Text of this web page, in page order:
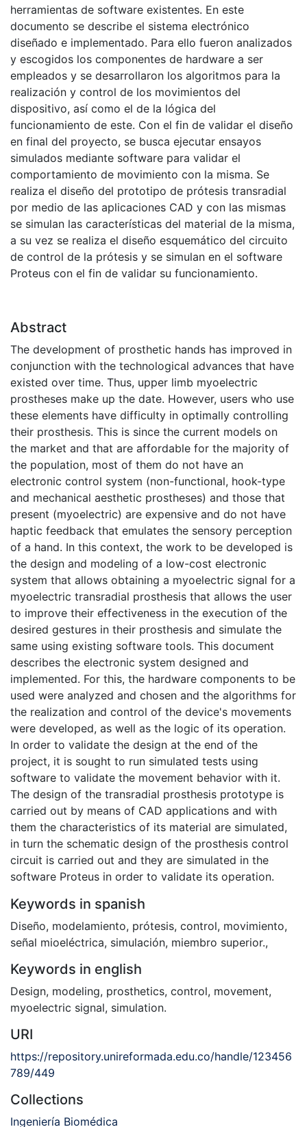
herramientas de software existentes. En este
documento se describe el sistema electrónico
diseñado e implementado. Para ello fueron analizados
y escogidos los componentes de hardware a ser
empleados y se desarrollaron los algoritmos para la
realización y control de los movimientos del
dispositivo, así como el de la lógica del
funcionamiento de este. Con el fin de validar el diseño
en final del proyecto, se busca ejecutar ensayos
simulados mediante software para validar el
comportamiento de movimiento con la misma. Se
realiza el diseño del prototipo de prótesis transradial
por medio de las aplicaciones CAD y con las mismas
se simulan las características del material de la misma,
a su vez se realiza el diseño esquemático del circuito
de control de la prótesis y se simulan en el software
Proteus con el fin de validar su funcionamiento.
Abstract
The development of prosthetic hands has improved in
conjunction with the technological advances that have
existed over time. Thus, upper limb myoelectric
prostheses make up the date. However, users who use
these elements have difficulty in optimally controlling
their prosthesis. This is since the current models on
the market and that are affordable for the majority of
the population, most of them do not have an
electronic control system (non-functional, hook-type
and mechanical aesthetic prostheses) and those that
present (myoelectric) are expensive and do not have
haptic feedback that emulates the sensory perception
of a hand. In this context, the work to be developed is
the design and modeling of a low-cost electronic
system that allows obtaining a myoelectric signal for a
myoelectric transradial prosthesis that allows the user
to improve their effectiveness in the execution of the
desired gestures in their prosthesis and simulate the
same using existing software tools. This document
describes the electronic system designed and
implemented. For this, the hardware components to be
used were analyzed and chosen and the algorithms for
the realization and control of the device's movements
were developed, as well as the logic of its operation.
In order to validate the design at the end of the
project, it is sought to run simulated tests using
software to validate the movement behavior with it.
The design of the transradial prosthesis prototype is
carried out by means of CAD applications and with
them the characteristics of its material are simulated,
in turn the schematic design of the prosthesis control
circuit is carried out and they are simulated in the
software Proteus in order to validate its operation.
Keywords in spanish
Diseño, modelamiento, prótesis, control, movimiento,
señal mioeléctrica, simulación, miembro superior.,
Keywords in english
Design, modeling, prosthetics, control, movement,
myoelectric signal, simulation.
URI
https://repository.unireformada.edu.co/handle/123456
789/449
Collections
Ingeniería Biomédica